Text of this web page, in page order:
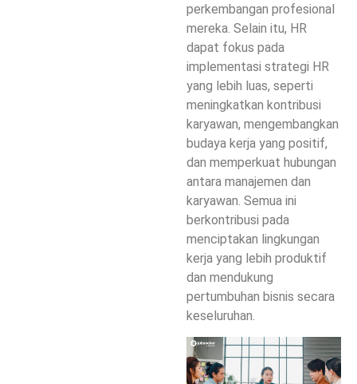
perkembangan profesional
mereka. Selain itu, HR
dapat fokus pada
implementasi strategi HR
yang lebih luas, seperti
meningkatkan kontribusi
karyawan, mengembangkan
budaya kerja yang positif,
dan memperkuat hubungan
antara manajemen dan
karyawan. Semua ini
berkontribusi pada
menciptakan lingkungan
kerja yang lebih produktif
dan mendukung
pertumbuhan bisnis secara
keseluruhan.